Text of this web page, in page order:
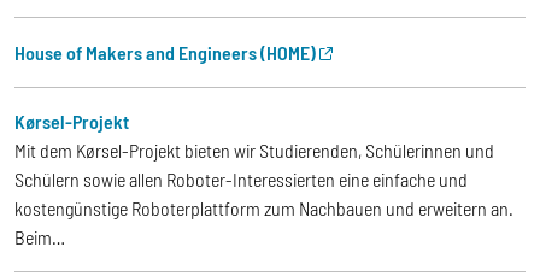
House of Makers and Engineers (HOME)
Kørsel-Projekt
Mit dem Kørsel-Projekt bieten wir Studierenden, Schülerinnen und
Schülern sowie allen Roboter-Interessierten eine einfache und
kostengünstige Roboterplattform zum Nachbauen und erweitern an.
Beim…